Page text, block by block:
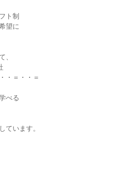
ト制
望に
、
・＝・・＝
べる
ています。